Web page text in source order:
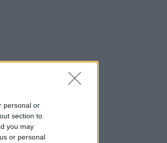
personal or
section to
you may
or personal